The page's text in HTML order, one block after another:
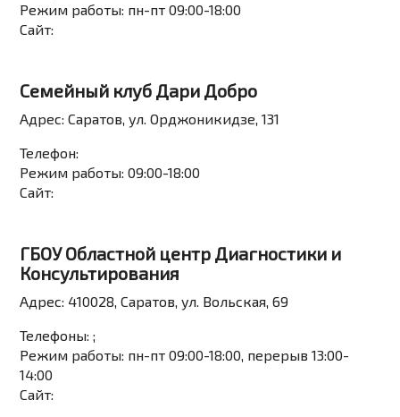
Режим работы: пн-пт 09:00-18:00
Сайт:
Семейный клуб Дари Добро
Адрес: Саратов, ул. Орджоникидзе, 131
Телефон:
Режим работы: 09:00-18:00
Сайт:
ГБОУ Областной центр Диагностики и
Консультирования
Адрес: 410028, Саратов, ул. Вольская, 69
Телефоны: ;
Режим работы: пн-пт 09:00-18:00, перерыв 13:00-
14:00
Сайт: